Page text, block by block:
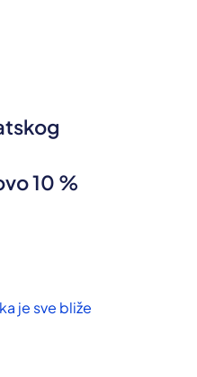
10 %